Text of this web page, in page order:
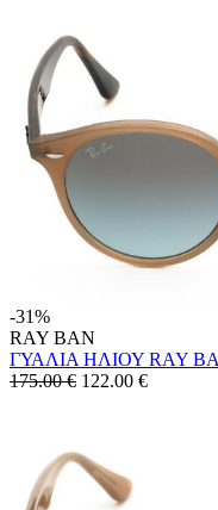
-31%
RAY BAN
ΓΥΑΛΙΑ ΗΛΙΟΥ RAY
175.00 € 122.00 €